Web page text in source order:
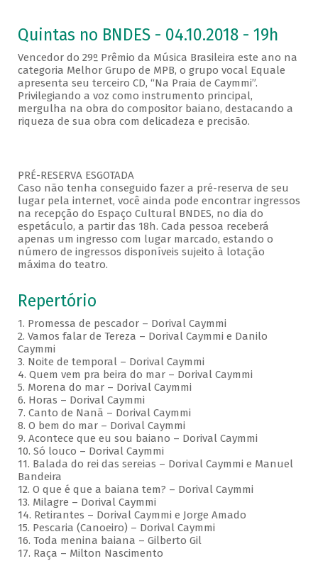
Quintas no BNDES - 04.10.2018 - 19h
Vencedor do 29º Prêmio da Música Brasileira este ano na
categoria Melhor Grupo de MPB, o grupo vocal Equale
apresenta seu terceiro CD, “Na Praia de Caymmi”.
Privilegiando a voz como instrumento principal,
mergulha na obra do compositor baiano, destacando a
riqueza de sua obra com delicadeza e precisão.
PRÉ-RESERVA ESGOTADA
Caso não tenha conseguido fazer a pré-reserva de seu
lugar pela internet, você ainda pode encontrar ingressos
na recepção do Espaço Cultural BNDES, no dia do
espetáculo, a partir das 18h. Cada pessoa receberá
apenas um ingresso com lugar marcado, estando o
número de ingressos disponíveis sujeito à lotação
máxima do teatro.
Repertório
1. Promessa de pescador – Dorival Caymmi
2. Vamos falar de Tereza – Dorival Caymmi e Danilo
Caymmi
3. Noite de temporal – Dorival Caymmi
4. Quem vem pra beira do mar – Dorival Caymmi
5. Morena do mar – Dorival Caymmi
6. Horas – Dorival Caymmi
7. Canto de Nanã – Dorival Caymmi
8. O bem do mar – Dorival Caymmi
9. Acontece que eu sou baiano – Dorival Caymmi
10. Só louco – Dorival Caymmi
11. Balada do rei das sereias – Dorival Caymmi e Manuel
Bandeira
12. O que é que a baiana tem? – Dorival Caymmi
13. Milagre – Dorival Caymmi
14. Retirantes – Dorival Caymmi e Jorge Amado
15. Pescaria (Canoeiro) – Dorival Caymmi
16. Toda menina baiana – Gilberto Gil
17. Raça – Milton Nascimento